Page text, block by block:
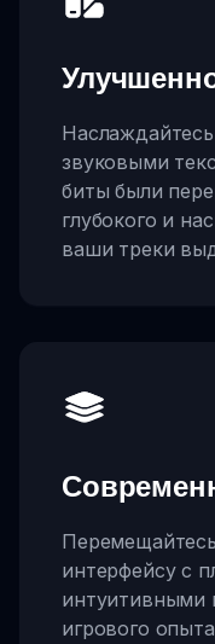
звуковыми
биты были
глубокого и
ваши треки
интерфейсу с
интуитивными
игрового